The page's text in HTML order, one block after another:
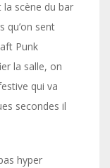
scène du bar
qu’on sent
Punk
la salle, on
qui va
secondes il
hyper